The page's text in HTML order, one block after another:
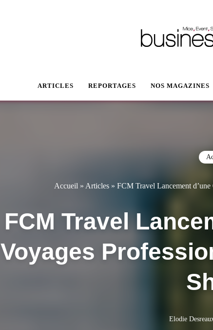
ARTICLES REPORTAGES NOS MAGAZINES
Accueil » Articles» FCM Travel Lancement
FCM Travel
Voyages
Elodie